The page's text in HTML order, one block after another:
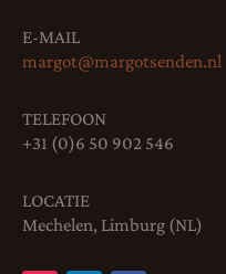
E-MAIL
margot@margotsenden.nl
TELEFOON
+31 (0)6 50 902 546
LOCATIE
Mechelen, Limburg (NL)